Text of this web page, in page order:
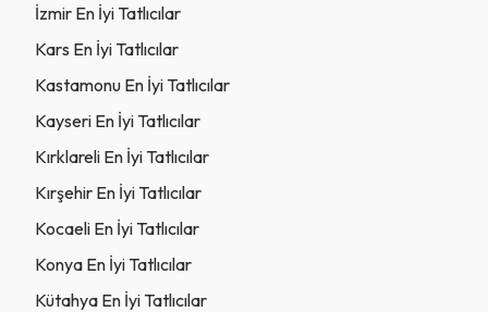
İzmir En İyi Tatlıcılar
Kars En İyi Tatlıcılar
Kastamonu En İyi Tatlıcılar
Kayseri En İyi Tatlıcılar
Kırklareli En İyi Tatlıcılar
Kırşehir En İyi Tatlıcılar
Kocaeli En İyi Tatlıcılar
Konya En İyi Tatlıcılar
Kütahya En İyi Tatlıcılar